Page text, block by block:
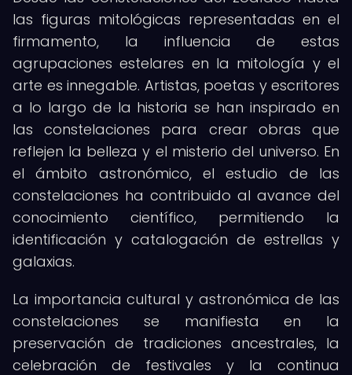
las figuras mitológicas representadas en el
firmamento, la influencia de estas
agrupaciones estelares en la mitología y el
arte es innegable. Artistas, poetas y escritores
a lo largo de la historia se han inspirado en
las constelaciones para crear obras que
reflejen la belleza y el misterio del universo. En
el ámbito astronómico, el estudio de las
constelaciones ha contribuido al avance del
conocimiento científico, permitiendo la
identificación y catalogación de estrellas y
galaxias.
La importancia cultural y astronómica de las
constelaciones se manifiesta en la
preservación de tradiciones ancestrales, la
celebración de festivales y la continua